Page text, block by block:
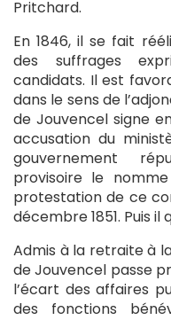
Pritchard.
En 1846, il se fait
des suffrages
candidats. Il est
dans le sens de
de Jouvencel signe
accusation du
gouvernement
provisoire le
protestation de ce
décembre 1851. Puis
Admis à la retraite à
de Jouvencel passe
l’écart des affaires
des fonctions